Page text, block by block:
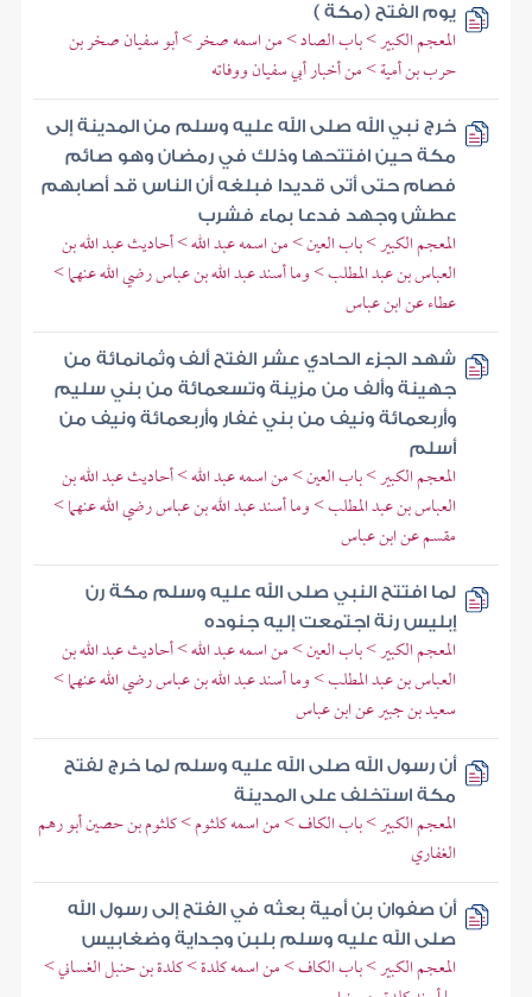
يوم الفتح (مكة )
المعجم الكبير > باب الصاد > من اسمه صخر > أبو سفيان صخر بن
حرب بن أمية > من أخبار أبي سفيان ووفاته
خرج نبي الله صلى الله عليه وسلم من المدينة إلى
مكة حين افتتحها وذلك في رمضان وهو صائم
فصام حتى أتى قديدا فبلغه أن الناس قد أصابهم
عطش وجهد فدعا بماء فشرب
المعجم الكبير > باب العين > من اسمه عبد الله > أحاديث عبد الله بن
العباس بن عبد المطلب > وما أسند عبد الله بن عباس رضي الله عنهما >
عطاء عن ابن عباس
شهد الجزء الحادي عشر الفتح ألف وثمانمائة من
جهينة وألف من مزينة وتسعمائة من بني سليم
وأربعمائة ونيف من بني غفار وأربعمائة ونيف من
أسلم
المعجم الكبير > باب العين > من اسمه عبد الله > أحاديث عبد الله بن
العباس بن عبد المطلب > وما أسند عبد الله بن عباس رضي الله عنهما >
مقسم عن ابن عباس
لما افتتح النبي صلى الله عليه وسلم مكة رن
إبليس رنة اجتمعت إليه جنوده
المعجم الكبير > باب العين > من اسمه عبد الله > أحاديث عبد الله بن
العباس بن عبد المطلب > وما أسند عبد الله بن عباس رضي الله عنهما >
سعيد بن جبير عن ابن عباس
أن رسول الله صلى الله عليه وسلم لما خرج لفتح
مكة استخلف على المدينة
المعجم الكبير > باب الكاف > من اسمه كلثوم > كلثوم بن حصين أبو رهم
الغفاري
أن صفوان بن أمية بعثه في الفتح إلى رسول الله
صلى الله عليه وسلم بلبن وجداية وضغابيس
المعجم الكبير > باب الكاف > من اسمه كلدة > كلدة بن حنبل الغساني >